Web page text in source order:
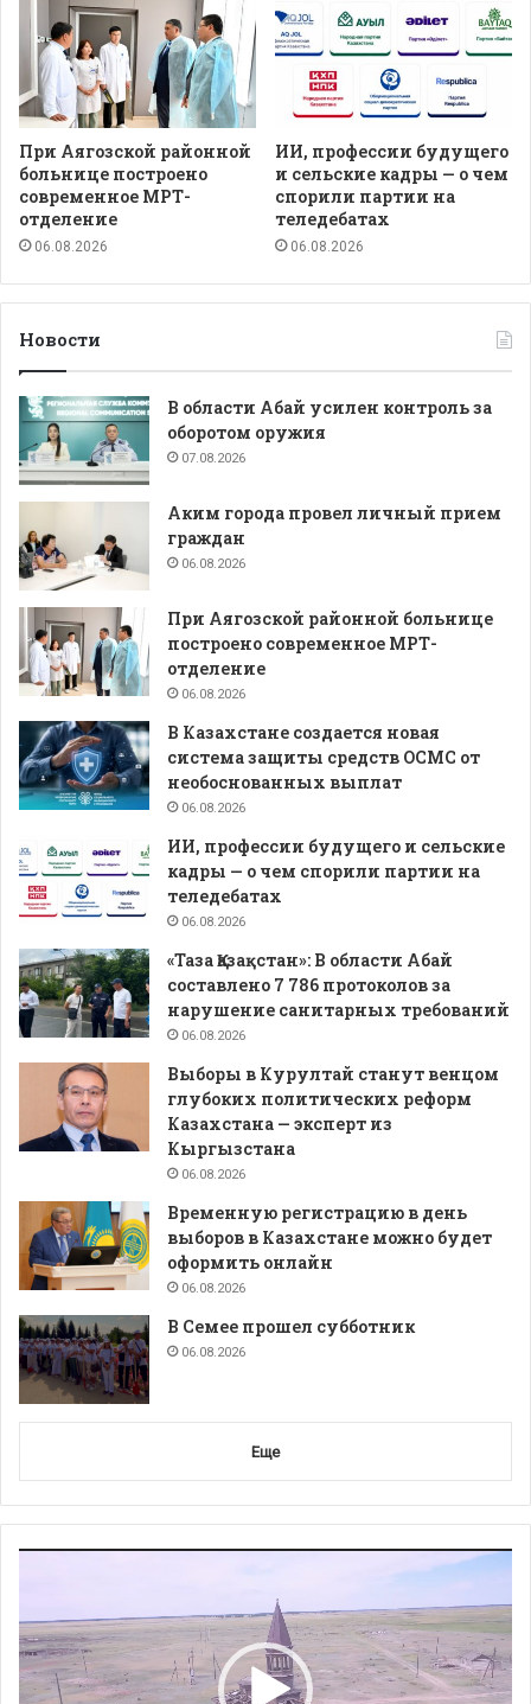
При Аягозской районной
больнице построено
современное МРТ-
отделение
06.08.2026
ИИ, профессии будущего
и сельские кадры — о чем
спорили партии на
теледебатах
06.08.2026
Новости
В области Абай усилен контроль за
оборотом оружия
07.08.2026
Аким города провел личный прием
граждан
06.08.2026
При Аягозской районной больнице
построено современное МРТ-
отделение
06.08.2026
В Казахстане создается новая
система защиты средств ОСМС от
необоснованных выплат
06.08.2026
ИИ, профессии будущего и сельские
кадры — о чем спорили партии на
теледебатах
06.08.2026
«Таза Қазақстан»: В области Абай
составлено 7 786 протоколов за
нарушение санитарных требований
06.08.2026
Выборы в Курултай станут венцом
глубоких политических реформ
Казахстана — эксперт из
Кыргызстана
06.08.2026
Временную регистрацию в день
выборов в Казахстане можно будет
оформить онлайн
06.08.2026
В Семее прошел субботник
06.08.2026
Еще